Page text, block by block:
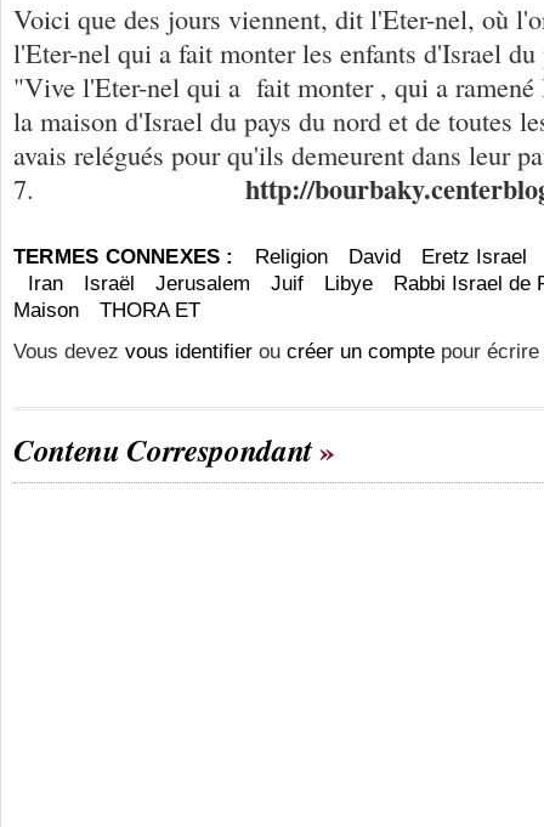
Voici que des jours viennent, dit l'Eter-nel, où
l'Eter-nel qui a fait monter les enfants d'Israel
"Vive l'Eter-nel qui a fait monter , qui a ramené
la maison d'Israel du pays du nord et de toutes
avais relégués pour qu'ils demeurent dans leur
7. http://
TERMES CONNEXES : Religion David
Eretz Israel
Iran
Israël Jerusalem Juif Libye
Rabbi Israel de
Maison
THORA ET
Vous devez vous identifier ou créer un compte pour
Contenu Correspondant